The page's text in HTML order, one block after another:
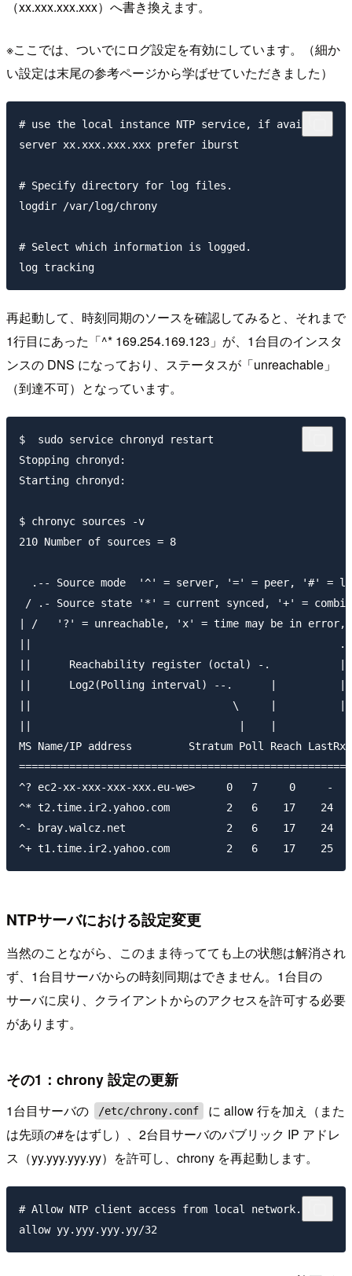
（xx.xxx.xxx.xxx）へ書き換えます。
※ここでは、ついでにログ設定を有効にしています。（細か
い設定は末尾の参考ページから学ばせていただきました）
# use the local instance NTP service, if available
server xx.xxx.xxx.xxx prefer iburst
# Specify directory for log files.
logdir /var/log/chrony
# Select which information is logged.
再起動して、時刻同期のソースを確認してみると、それまで
1行目にあった「^* 169.254.169.123」が、1台目のインスタ
ンスの DNS になっており、ステータスが「unreachable」
（到達不可）となっています。
$  sudo service chronyd restart
Stopping chronyd:
Starting chronyd:
$ chronyc sources -v
210 Number of sources = 8
.-- Source mode  '^' = server, '=' = peer, '#' =
/ .- Source state '*' = current synced, '+' =
| /   '?' = unreachable, 'x' = time may be in
||                                                 .-
||      Reachability register (octal) -.           |
||      Log2(Polling interval) --.      |          |
||                                \     |          |
MS Name/IP address         Stratum Poll
^? ec2-xx-xxx-xxx-xxx.eu-we>     0   7     0     -
^* t2.time.ir2.yahoo.com         2   6    17    24   -
^- bray.walcz.net                2   6    17    24
NTPサーバにおける設定変更
当然のことながら、このまま待ってても上の状態は解消され
ず、1台目サーバからの時刻同期はできません。1台目の
サーバに戻り、クライアントからのアクセスを許可する必要
があります。
その1：chrony 設定の更新
1台目サーバの /etc/chrony.conf
に allow 行を加え（また
は先頭の#をはずし）、2台目サーバのパブリック IP アドレ
ス（yy.yyy.yyy.yy）を許可し、chrony を再起動します。
# Allow NTP client access from local network.